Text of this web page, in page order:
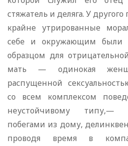
стяжатель и деляга. У
крайне утрированные
себе и окружающим были
образцом для
мать — одинокая
распущенной
со всем комплексом
неустойчивому типу,—
побегами из дому,
проводя время в